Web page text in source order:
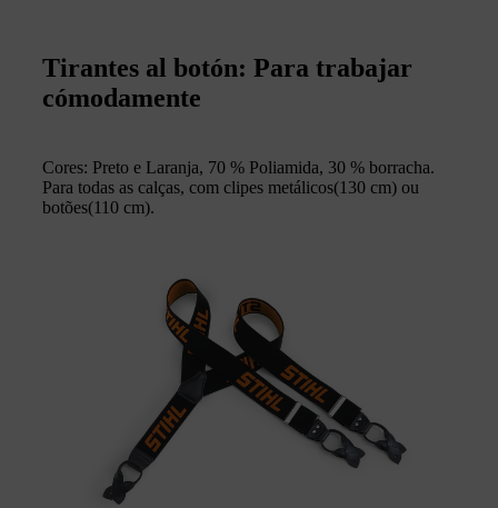
Tirantes al botón: Para trabajar
cómodamente
Cores: Preto e Laranja, 70 % Poliamida, 30 % borracha.
Para todas as calças, com clipes metálicos(130 cm) ou
botões(110 cm).